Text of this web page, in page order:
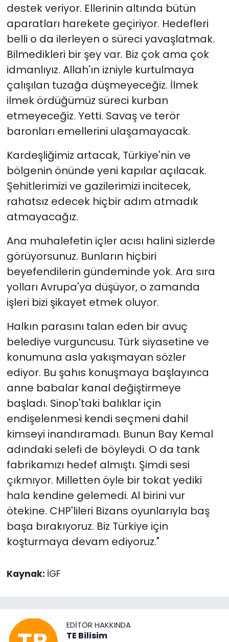
destek veriyor. Ellerinin altında bütün
aparatları harekete geçiriyor. Hedefleri
belli o da ilerleyen o süreci yavaşlatmak.
Bilmedikleri bir şey var. Biz çok ama çok
idmanlıyız. Allah'ın izniyle kurtulmaya
çalışılan tuzağa düşmeyeceğiz. İlmek
ilmek ördüğümüz süreci kurban
etmeyeceğiz. Yetti. Savaş ve terör
baronları emellerini ulaşamayacak.
Kardeşliğimiz artacak, Türkiye'nin ve
bölgenin önünde yeni kapılar açılacak.
Şehitlerimizi ve gazilerimizi incitecek,
rahatsız edecek hiçbir adım atmadık
atmayacağız.
Ana muhalefetin içler acısı halini sizlerde
görüyorsunuz. Bunların hiçbiri
beyefendilerin gündeminde yok. Ara sıra
yolları Avrupa'ya düşüyor, o zamanda
işleri bizi şikayet etmek oluyor.
Halkın parasını talan eden bir avuç
belediye vurguncusu. Türk siyasetine ve
konumuna asla yakışmayan sözler
ediyor. Bu şahıs konuşmaya başlayınca
anne babalar kanal değiştirmeye
başladı. Sinop'taki balıklar için
endişelenmesi kendi seçmeni dahil
kimseyi inandıramadı. Bunun Bay Kemal
adındaki selefi de böyleydi. O da tank
fabrikamızı hedef almıştı. Şimdi sesi
çıkmıyor. Milletten öyle bir tokat yediki
hala kendine gelemedi. Al birini vur
ötekine. CHP'lileri Bizans oyunlarıyla baş
başa bırakıyoruz. Biz Türkiye için
koşturmaya devam ediyoruz."
Kaynak: İGF
EDITÖR HAKKINDA
TE Bilisim